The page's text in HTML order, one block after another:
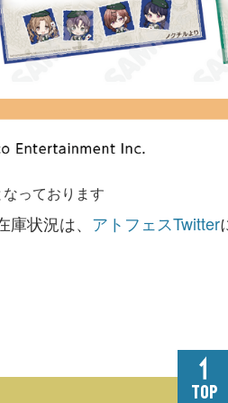
っております
庫状況は、 アトフェスTwitter
TOP